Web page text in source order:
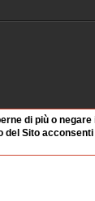
di più o
del Sito